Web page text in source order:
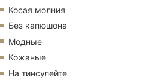
Косая молния
Без капюшона
Модные
Кожаные
На тинсулейте